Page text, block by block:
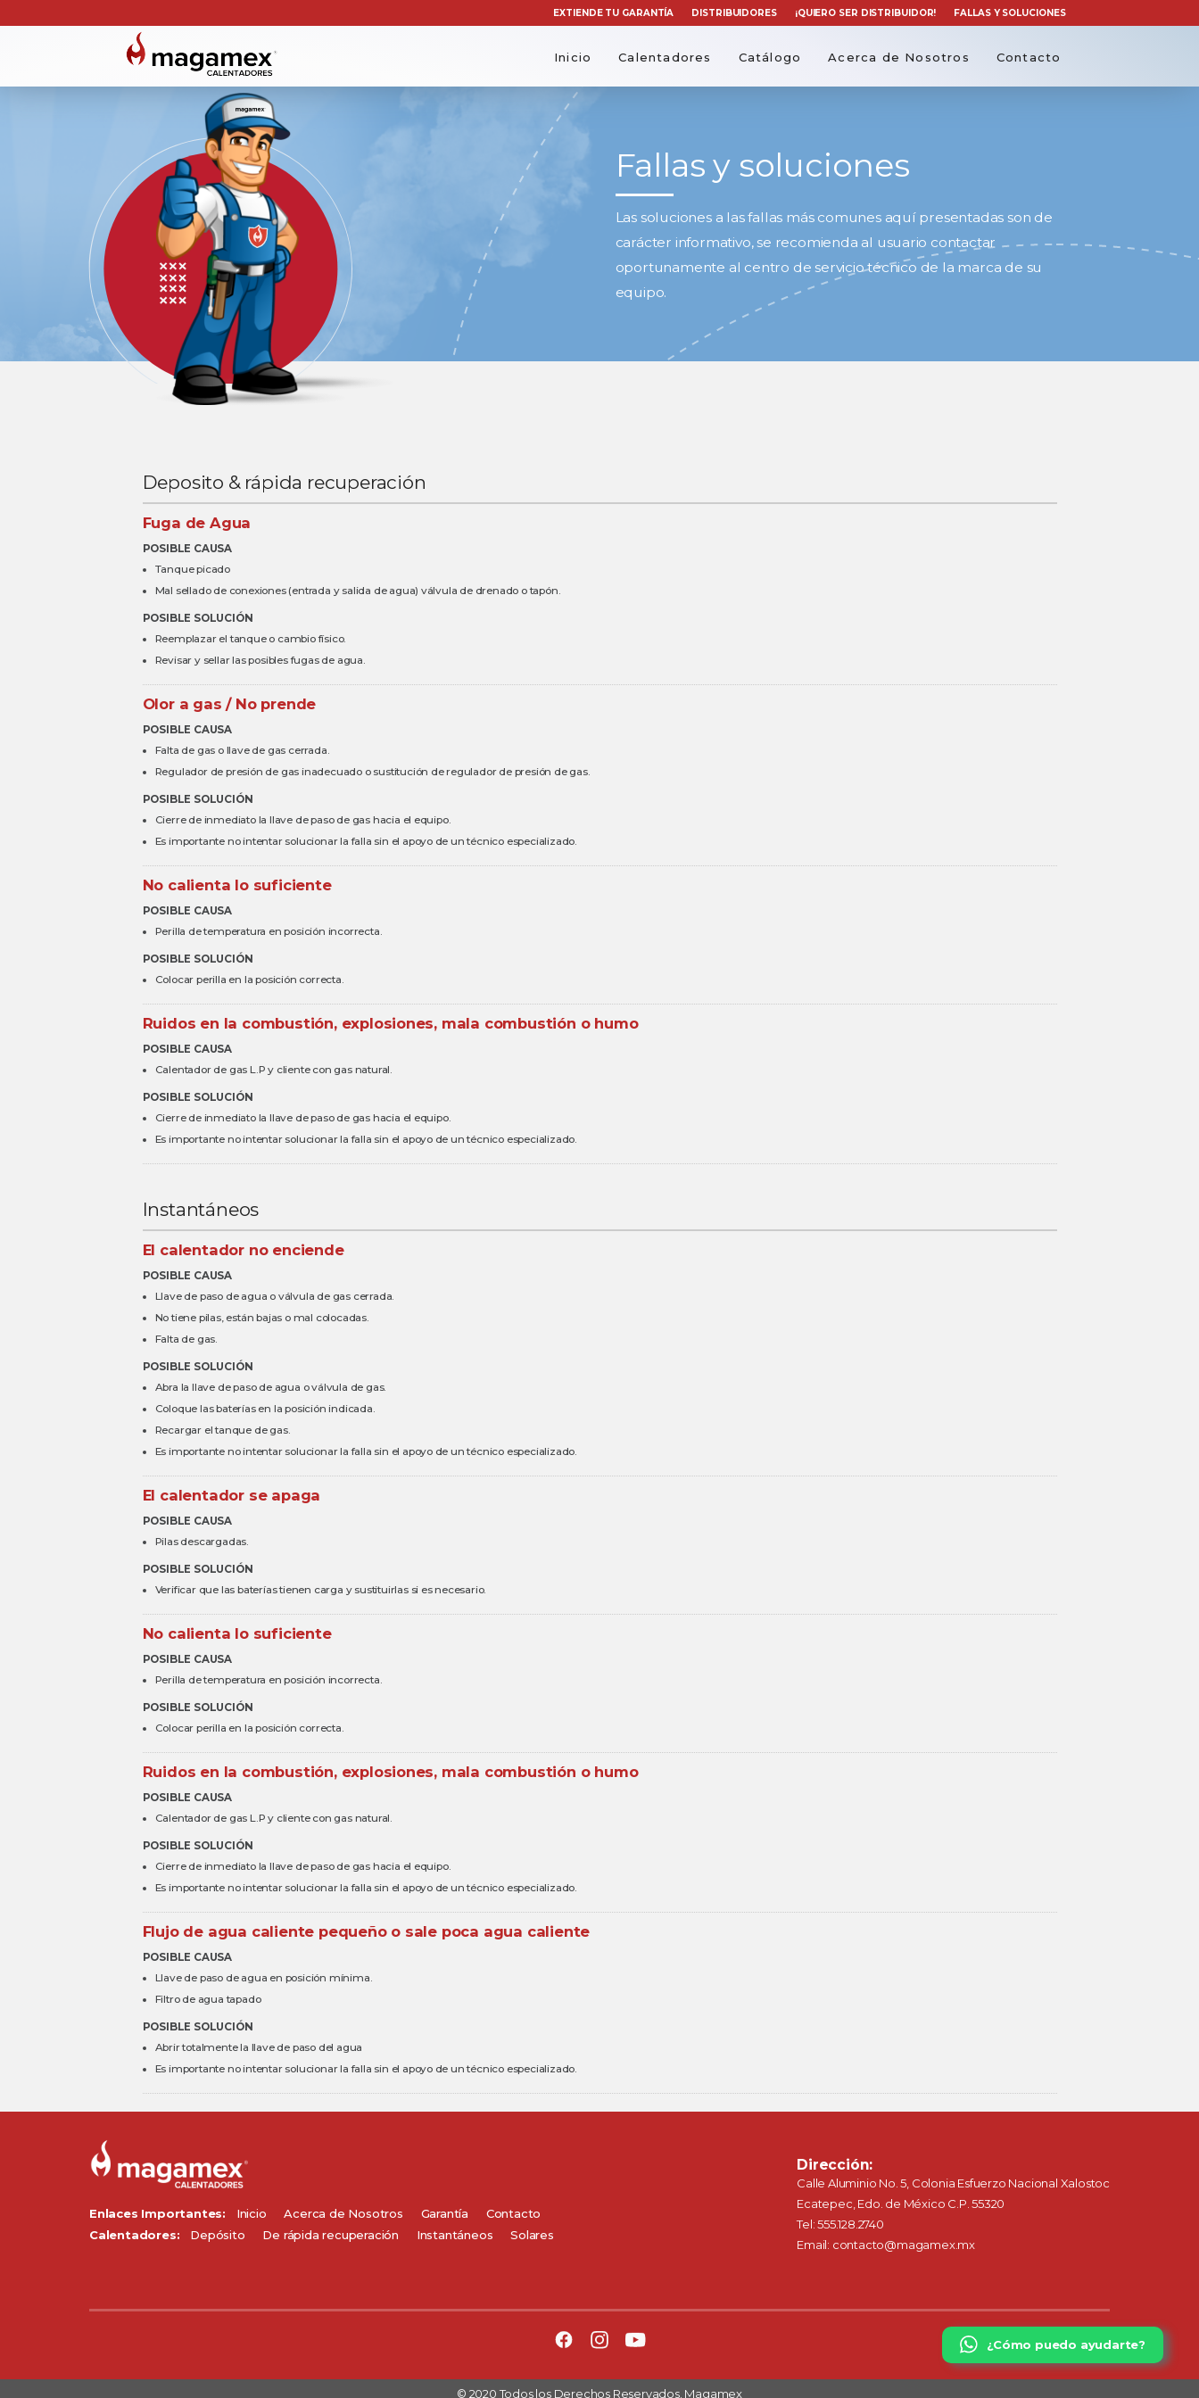
FALLAS Y SOLUCIONES
¡QUIERO SER DISTRIBUIDOR!
DISTRIBUIDORES
EXTIENDE TU GARANTÍA
Inicio Calentadores Catálogo Acerca de Nosotros Contacto
Fallas y soluciones
Las soluciones a las fallas más comunes aquí presentadas son de
carácter informativo, se recomienda al usuario contactar
oportunamente al centro de servicio técnico de la marca de su
equipo.
Deposito & rápida recuperación
Fuga de Agua
POSIBLE CAUSA
Tanque picado
Mal sellado de conexiones (entrada y salida de agua) válvula de drenado o tapón.
POSIBLE SOLUCIÓN
Reemplazar el tanque o cambio físico.
Revisar y sellar las posibles fugas de agua.
Olor a gas / No prende
POSIBLE CAUSA
Falta de gas o llave de gas cerrada.
Regulador de presión de gas inadecuado o sustitución de regulador de presión de gas.
POSIBLE SOLUCIÓN
Cierre de inmediato la llave de paso de gas hacia el equipo.
Es importante no intentar solucionar la falla sin el apoyo de un técnico especializado.
No calienta lo suficiente
POSIBLE CAUSA
Perilla de temperatura en posición incorrecta.
POSIBLE SOLUCIÓN
Colocar perilla en la posición correcta.
Ruidos en la combustión, explosiones, mala combustión o humo
POSIBLE CAUSA
Calentador de gas L.P y cliente con gas natural.
POSIBLE SOLUCIÓN
Cierre de inmediato la llave de paso de gas hacia el equipo.
Es importante no intentar solucionar la falla sin el apoyo de un técnico especializado.
Instantáneos
El calentador no enciende
POSIBLE CAUSA
Llave de paso de agua o válvula de gas cerrada.
No tiene pilas, están bajas o mal colocadas.
Falta de gas.
POSIBLE SOLUCIÓN
Abra la llave de paso de agua o válvula de gas.
Coloque las baterías en la posición indicada.
Recargar el tanque de gas.
Es importante no intentar solucionar la falla sin el apoyo de un técnico especializado.
El calentador se apaga
POSIBLE CAUSA
Pilas descargadas.
POSIBLE SOLUCIÓN
Verificar que las baterías tienen carga y sustituirlas si es necesario.
No calienta lo suficiente
POSIBLE CAUSA
Perilla de temperatura en posición incorrecta.
POSIBLE SOLUCIÓN
Colocar perilla en la posición correcta.
Ruidos en la combustión, explosiones, mala combustión o humo
POSIBLE CAUSA
Calentador de gas L.P y cliente con gas natural.
POSIBLE SOLUCIÓN
Cierre de inmediato la llave de paso de gas hacia el equipo.
Es importante no intentar solucionar la falla sin el apoyo de un técnico especializado.
Flujo de agua caliente pequeño o sale poca agua caliente
POSIBLE CAUSA
Llave de paso de agua en posición mínima.
Filtro de agua tapado
POSIBLE SOLUCIÓN
Abrir totalmente la llave de paso del agua
Es importante no intentar solucionar la falla sin el apoyo de un técnico especializado.
Enlaces Importantes: Inicio Acerca de Nosotros Garantía
Contacto
Calentadores:
Depósito De rápida recuperación Instantáneos Solares
Dirección:
Calle Aluminio No. 5, Colonia Esfuerzo Nacional Xalostoc
Ecatepec, Edo. de México C.P. 55320
Tel: 555.128.2740
Email: contacto@magamex.mx
¿Cómo puedo ayudarte?
© 2020 Todos los Derechos Reservados. Magamex